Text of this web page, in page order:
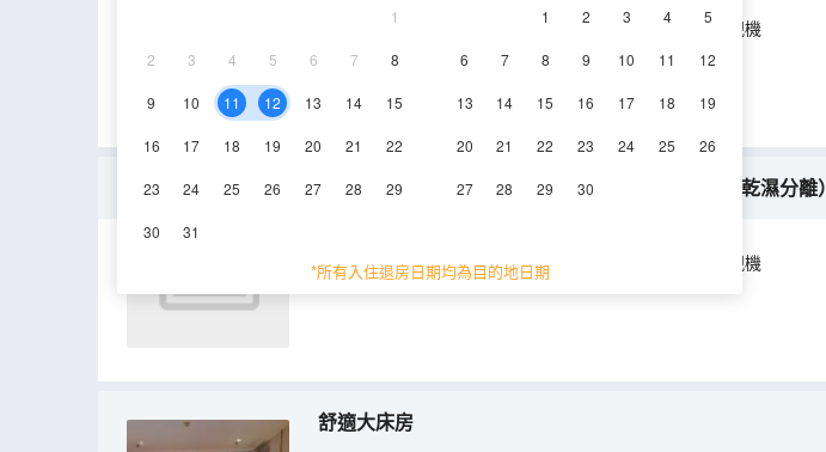
1
2 3 4 5 6 7 8
9 10 11 12 13 14 15
16 17 18 19 20 21 22
23 24 25 26 27 28 29
30 31
1
2 3 4 5
6 7 8 9 10 11 12
13 14 15 16 17 18 19
20 21 22 23 24 25 26
27 28 29 30
*所有入住退房日期均為目的地日期
28-35㎡ 空調 淋浴 電視機
特享大床房（全屋智能+公區提供洗烘一體洗衣房+乾濕分離）
28-30㎡ 5-6層 空調 電視機
舒適大床房